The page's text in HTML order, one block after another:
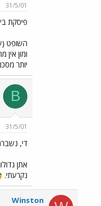
31/5/01
פיסקת
השופט
ומון
יותר
B
31/5/01
די,
אתן
נקרעתי.
Winston